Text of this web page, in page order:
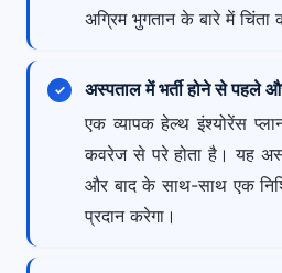
अग्रिम भुगतान के बारे में
अस्पताल में भर्ती होने से पहले
एक व्यापक हेल्थ इंश्योरेंस
कवरेज से परे होता है। यह
और बाद के साथ-साथ एक
प्रदान करेगा।